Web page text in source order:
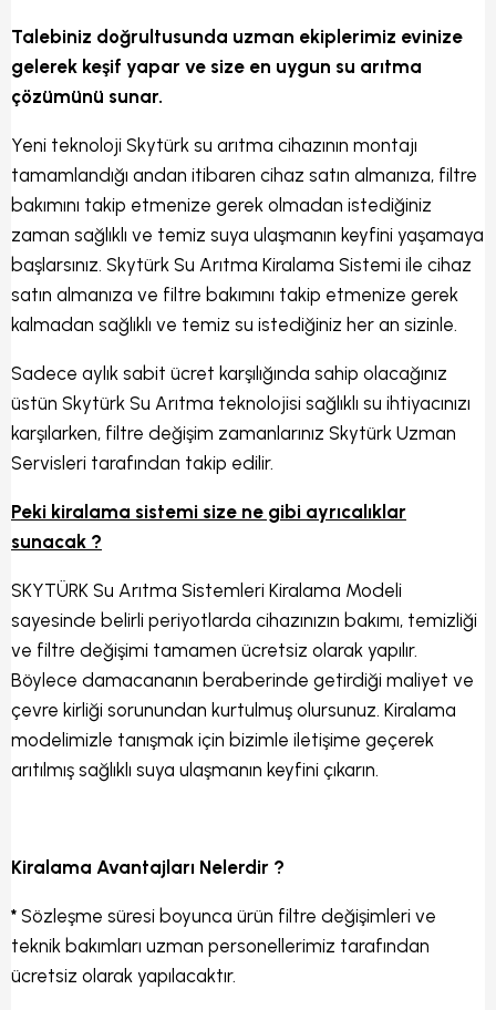
Talebiniz doğrultusunda uzman ekiplerimiz evinize
gelerek keşif yapar ve size en uygun su arıtma
çözümünü sunar.
Yeni teknoloji Skytürk su arıtma cihazının montajı
tamamlandığı andan itibaren cihaz satın almanıza, filtre
bakımını takip etmenize gerek olmadan istediğiniz
zaman sağlıklı ve temiz suya ulaşmanın keyfini yaşamaya
başlarsınız. Skytürk Su Arıtma Kiralama Sistemi ile cihaz
satın almanıza ve filtre bakımını takip etmenize gerek
kalmadan sağlıklı ve temiz su istediğiniz her an sizinle.
Sadece aylık sabit ücret karşılığında sahip olacağınız
üstün Skytürk Su Arıtma teknolojisi sağlıklı su ihtiyacınızı
karşılarken, filtre değişim zamanlarınız Skytürk Uzman
Servisleri tarafından takip edilir.
Peki kiralama sistemi size ne gibi ayrıcalıklar
sunacak ?
SKYTÜRK Su Arıtma Sistemleri Kiralama Modeli
sayesinde belirli periyotlarda cihazınızın bakımı, temizliği
ve filtre değişimi tamamen ücretsiz olarak yapılır.
Böylece damacananın beraberinde getirdiği maliyet ve
çevre kirliği sorunundan kurtulmuş olursunuz. Kiralama
modelimizle tanışmak için bizimle iletişime geçerek
arıtılmış sağlıklı suya ulaşmanın keyfini çıkarın.
Kiralama Avantajları Nelerdir ?
* Sözleşme süresi boyunca ürün filtre değişimleri ve
teknik bakımları uzman personellerimiz tarafından
ücretsiz olarak yapılacaktır.